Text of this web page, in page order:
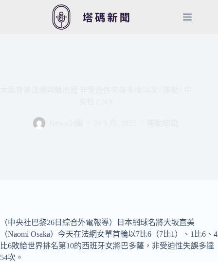
（中央社巴黎26日綜合外電報導）日本網球名將大坂直美
（Naomi Osaka）今天在法網女單首輪以7比6（7比1）、1比6、4
比6敗給世界排名第10的西班牙女將巴多薩，非受迫性失誤多達
54次。